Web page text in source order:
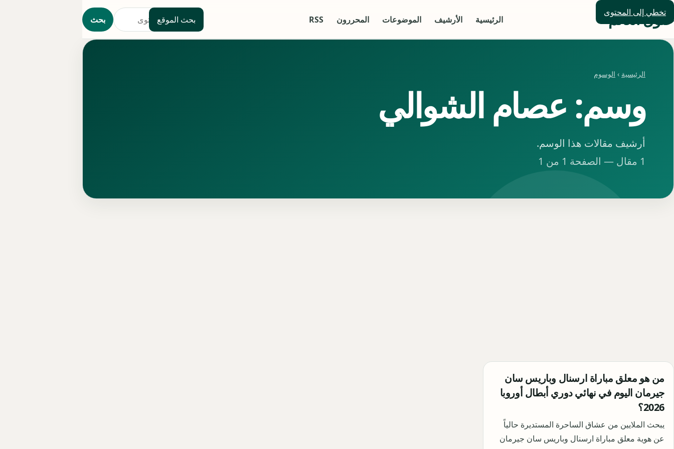
تخطي إلى المحتوى
حلول العالم الرئيسية الأرشيف الموضوعات المحررون RSS بحث الموقع بحث
الرئيسية › الوسوم
وسم: عصام الشوالي
أرشيف مقالات هذا الوسم.
1 مقال — الصفحة 1 من 1
من هو معلق مباراة ارسنال وباريس سان
جيرمان اليوم في نهائي دوري أبطال أوروبا
2026؟
يبحث الملايين من عشاق الساحرة المستديرة حالياً
عن هوية معلق مباراة ارسنال وباريس سان جيرمان